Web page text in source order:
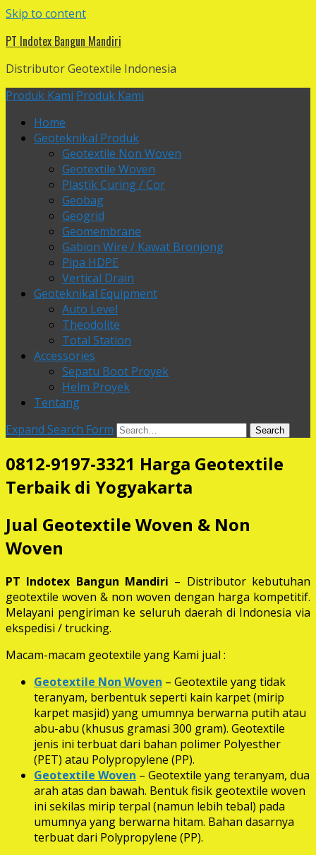
Skip to content
PT Indotex Bangun Mandiri
Distributor Geotextile Indonesia
Produk Kami Produk Kami
Home
Geoteknikal Produk
Geotextile Non Woven
Geotextile Woven
Plastik Curing / Cor
Geobag
Geogrid
Geomembrane
Gabion Wire / Kawat Bronjong
Pipa HDPE
Vertical Drain
Geoteknikal Equipment
Auto Level
Theodolite
Total Station
Accessories
Sepatu Boot Proyek
Helm Proyek
Tentang
Expand Search Form
Search
0812-9197-3321 Harga Geotextile
Terbaik di Yogyakarta
Jual Geotextile Woven & Non
Woven
PT Indotex Bangun Mandiri – Distributor kebutuhan
geotextile woven & non woven dengan harga kompetitif.
Melayani pengiriman ke seluruh daerah di Indonesia via
ekspedisi / trucking.
Macam-macam geotextile yang Kami jual :
Geotextile Non Woven – Geotextile yang tidak
teranyam, berbentuk seperti kain karpet (mirip
karpet masjid) yang umumnya berwarna putih atau
abu-abu (khusus gramasi 300 gram). Geotextile
jenis ini terbuat dari bahan polimer Polyesther
(PET) atau Polypropylene (PP).
Geotextile Woven – Geotextile yang teranyam, dua
arah atas dan bawah. Bentuk fisik geotextile woven
ini sekilas mirip terpal (namun lebih tebal) pada
umumnya yang berwarna hitam. Bahan dasarnya
terbuat dari Polypropylene (PP).